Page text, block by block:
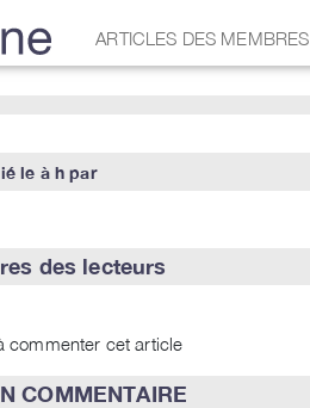
ARTICLES DES MEMBRES
le à h par
des lecteurs
commenter cet article
COMMENTAIRE